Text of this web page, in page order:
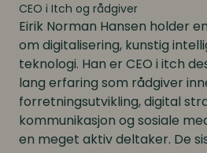
CEO i Itch og rådgiver
Eirik Norman Hansen holder
om digitalisering, kunstig
teknologi. Han er CEO i itch
lang erfaring som rådgiver
forretningsutvikling, digital
kommunikasjon og sosiale
en meget aktiv deltaker. De